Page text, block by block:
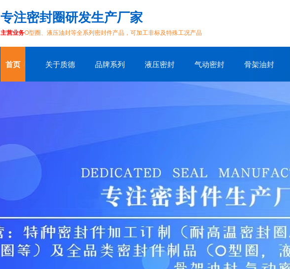
专注密封圈研发生产厂家
主营业务O型圈、液压油封等全系列密封件产品，可加工非标及特殊工况产品
首页 关于质德 品牌系列 液压密封 气动密封 骨架油封